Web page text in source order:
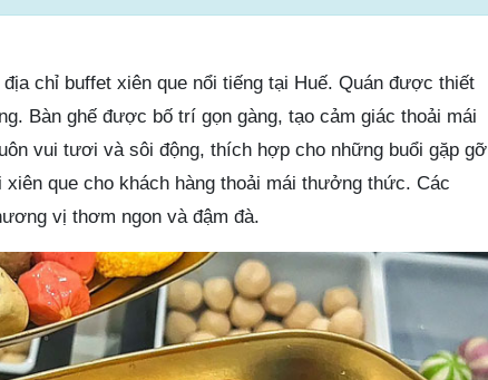
chỉ buffet xiên que nổi tiếng tại Huế. Quán được thiết
Bàn ghế được bố trí gọn gàng, tạo cảm giác thoải mái
vui tươi và sôi động, thích hợp cho những buổi gặp gỡ
que cho khách hàng thoải mái thưởng thức. Các
vị thơm ngon và đậm đà.